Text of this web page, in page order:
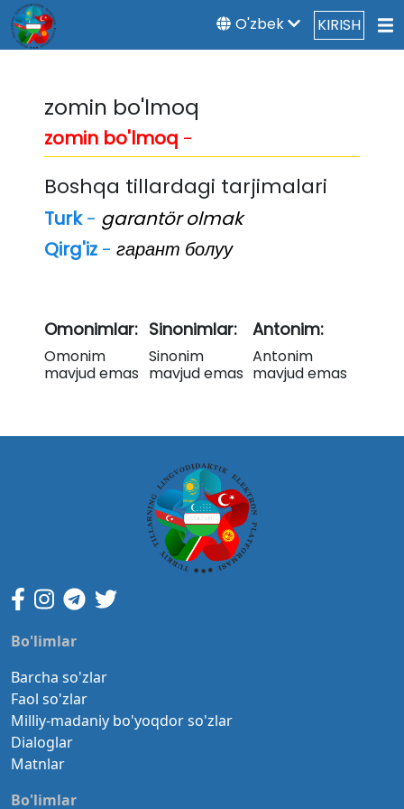
O'zbek KIRISH
zomin bo'lmoq
zomin bo'lmoq -
Boshqa tillardagi tarjimalari
Turk- garantör olmak
Qirg'iz - гарант болуу
Omonimlar:
Omonim
mavjud emas
Sinonimlar:
Sinonim
mavjud emas
Antonim:
Antonim
mavjud emas
Bo'limlar
Barcha so'zlar
Faol so'zlar
Milliy-madaniy bo'yoqdor so'zlar
Dialoglar
Matnlar
Bo'limlar